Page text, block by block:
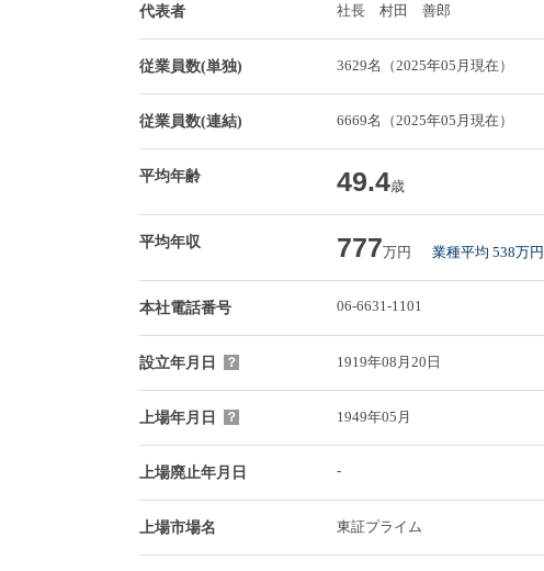
代表者 社長 村田 善郎
従業員数(単独) 3629名（2025年05月現在）
従業員数(連結) 6669名（2025年05月現在）
平均年齢 49.4歳
平均年収 777万円 業種平均 538万円
本社電話番号 06-6631-1101
設立年月日 ？ 1919年08月20日
上場年月日 ？ 1949年05月
上場廃止年月日 -
上場市場名 東証プライム